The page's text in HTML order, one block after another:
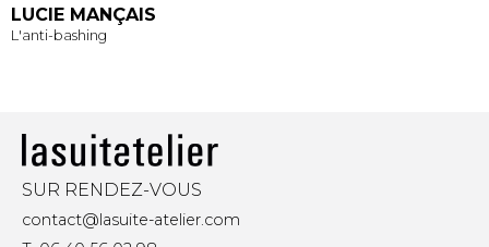
LUCIE MANÇAIS
L'anti-bashing
SUR RENDEZ-VOUS
contact@lasuite-atelier.com